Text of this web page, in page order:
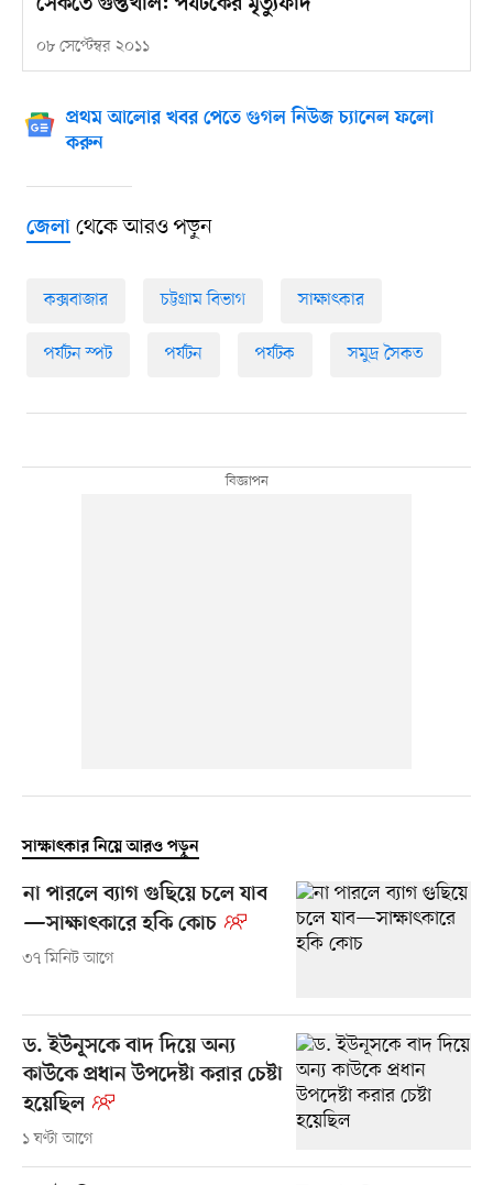
০৮ সেপ্টেম্বর ২০১১
প্রথম আলোর খবর পেতে গুগল নিউজ চ্যানেল ফলো
করুন
জেলাথেকে আরও পড়ুন
কক্সবাজার চট্টগ্রাম বিভাগ সাক্ষাৎকার
পর্যটন স্পট পর্যটন পর্যটক সমুদ্র সৈকত
সাক্ষাৎকার নিয়ে আরও পড়ুন
না পারলে ব্যাগ গুছিয়ে চলে যাব
—সাক্ষাৎকারে হকি কোচ
৩৭ মিনিট আগে
ড. ইউনূসকে বাদ দিয়ে অন্য
কাউকে প্রধান উপদেষ্টা করার চেষ্টা
হয়েছিল
১ ঘণ্টা আগে